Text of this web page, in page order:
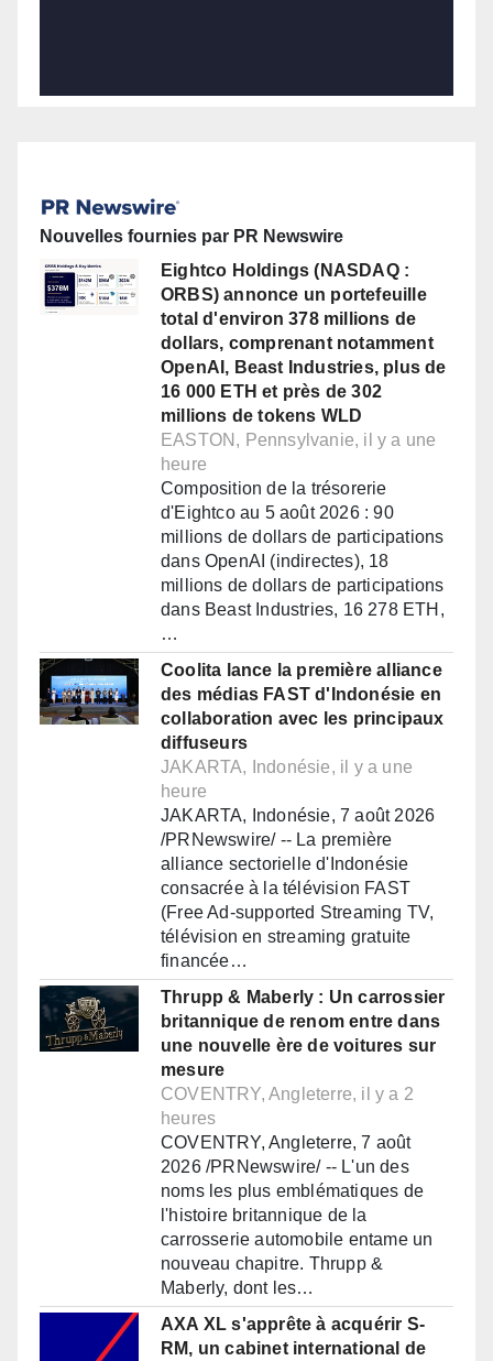
Nouvelles fournies par PR Newswire
Eightco Holdings (NASDAQ :
ORBS) annonce un portefeuille
total d'environ 378 millions de
dollars, comprenant notamment
OpenAI, Beast Industries, plus de
16 000 ETH et près de 302
millions de tokens WLD
EASTON, Pennsylvanie, il y a une
heure
Composition de la trésorerie
d'Eightco au 5 août 2026 : 90
millions de dollars de participations
dans OpenAI (indirectes), 18
millions de dollars de participations
dans Beast Industries, 16 278 ETH,
…
Coolita lance la première alliance
des médias FAST d'Indonésie en
collaboration avec les principaux
diffuseurs
JAKARTA, Indonésie, il y a une
heure
JAKARTA, Indonésie, 7 août 2026
/PRNewswire/ -- La première
alliance sectorielle d'Indonésie
consacrée à la télévision FAST
(Free Ad-supported Streaming TV,
télévision en streaming gratuite
financée…
Thrupp & Maberly : Un carrossier
britannique de renom entre dans
une nouvelle ère de voitures sur
mesure
COVENTRY, Angleterre, il y a 2
heures
COVENTRY, Angleterre, 7 août
2026 /PRNewswire/ -- L'un des
noms les plus emblématiques de
l'histoire britannique de la
carrosserie automobile entame un
nouveau chapitre. Thrupp &
Maberly, dont les…
AXA XL s'apprête à acquérir S-
RM, un cabinet international de